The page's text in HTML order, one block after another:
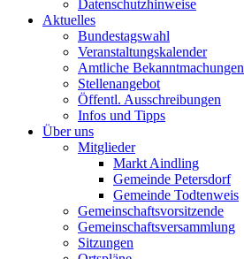
Datenschutzhinweise
Aktuelles
Bundestagswahl
Veranstaltungskalender
Amtliche Bekanntmachungen
Stellenangebot
Öffentl. Ausschreibungen
Infos und Tipps
Über uns
Mitglieder
Markt Aindling
Gemeinde Petersdorf
Gemeinde Todtenweis
Gemeinschaftsvorsitzende
Gemeinschaftsversammlung
Sitzungen